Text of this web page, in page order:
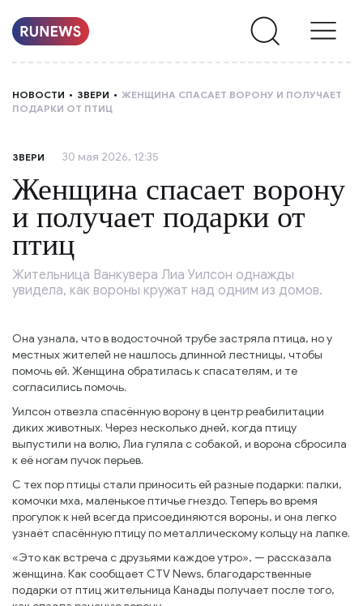
О
НАС
НОВОСТИ ЗВЕРИ
ЖЕНЩИНА СПАСАЕТ ВОРОНУ И ПОЛУЧАЕТ
ПОДАРКИ ОТ ПТИЦ
ЗВЕРИ 30 мая 2026, 12:35
Женщина спасает ворону
и получает подарки от
птиц
Жительница Ванкувера Лиа Уилсон однажды
увидела, как вороны кружат над одним из домов.
Она узнала, что в водосточной трубе застряла птица, но у
местных жителей не нашлось длинной лестницы, чтобы
помочь ей. Женщина обратилась к спасателям, и те
согласились помочь.
Уилсон отвезла спасённую ворону в центр реабилитации
диких животных. Через несколько дней, когда птицу
выпустили на волю, Лиа гуляла с собакой, и ворона сбросила
к её ногам пучок перьев.
С тех пор птицы стали приносить ей разные подарки: палки,
комочки мха, маленькое птичье гнездо. Теперь во время
прогулок к ней всегда присоединяются вороны, и она легко
узнаёт спасённую птицу по металлическому кольцу на лапке.
«Это как встреча с друзьями каждое утро», — рассказала
женщина. Как сообщает CTV News, благодарственные
подарки от птиц жительница Канады получает после того,